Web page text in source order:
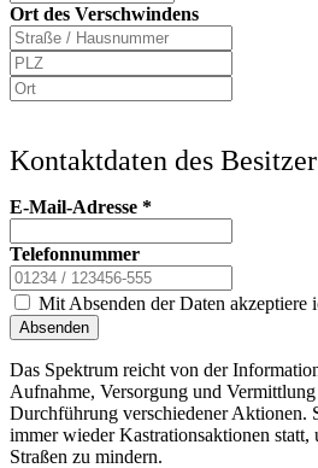
Ort des Verschwindens
Kontaktdaten des
E-Mail-Adresse *
Telefonnummer
Mit Absenden der Daten akzeptiere
Absenden
Das Spektrum reicht von der
Aufnahme, Versorgung und
Durchführung verschiedener Aktionen.
immer wieder Kastrationsaktionen statt,
Straßen zu mindern.